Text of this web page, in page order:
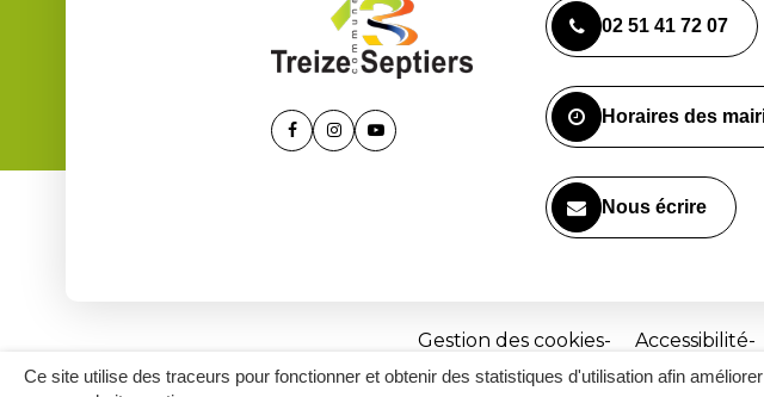
Ce site utilise des traceurs pour fonctionner et obtenir des statistiques d'utilisation afin
Lien Lien Lien
02 51 41 72 07
Horaires des
Nous écrire
Gestion des cookies Accessibilité